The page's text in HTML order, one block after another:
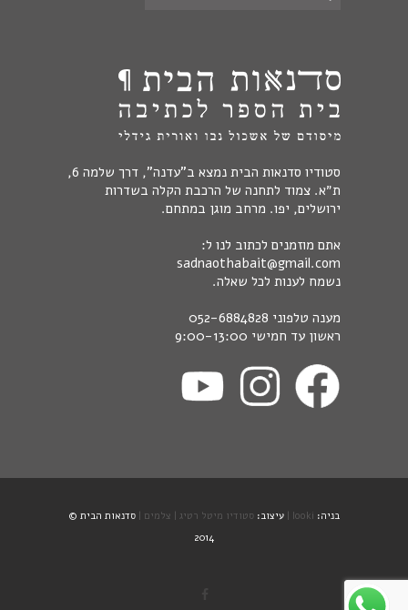
סטודיו סדנאות הבית נמצא ב"עדנה", דרך שלמה 6,
ת״א. צמוד לתחנה של הרכבת הקלה בשדרות
ירושלים, יפו. מרחב מוגן במתחם.
אתם מוזמנים לכתוב לנו ל:
sadnaothabait@gmail.com
נשמח לענות לכל שאלה.
מענה טלפוני 052-6884828
ראשון עד חמישי 9:00-13:00
בניה: looki | עיצוב: סטודיו מיטל רטיג | צלמים |
סדנאות הבית ©
2014